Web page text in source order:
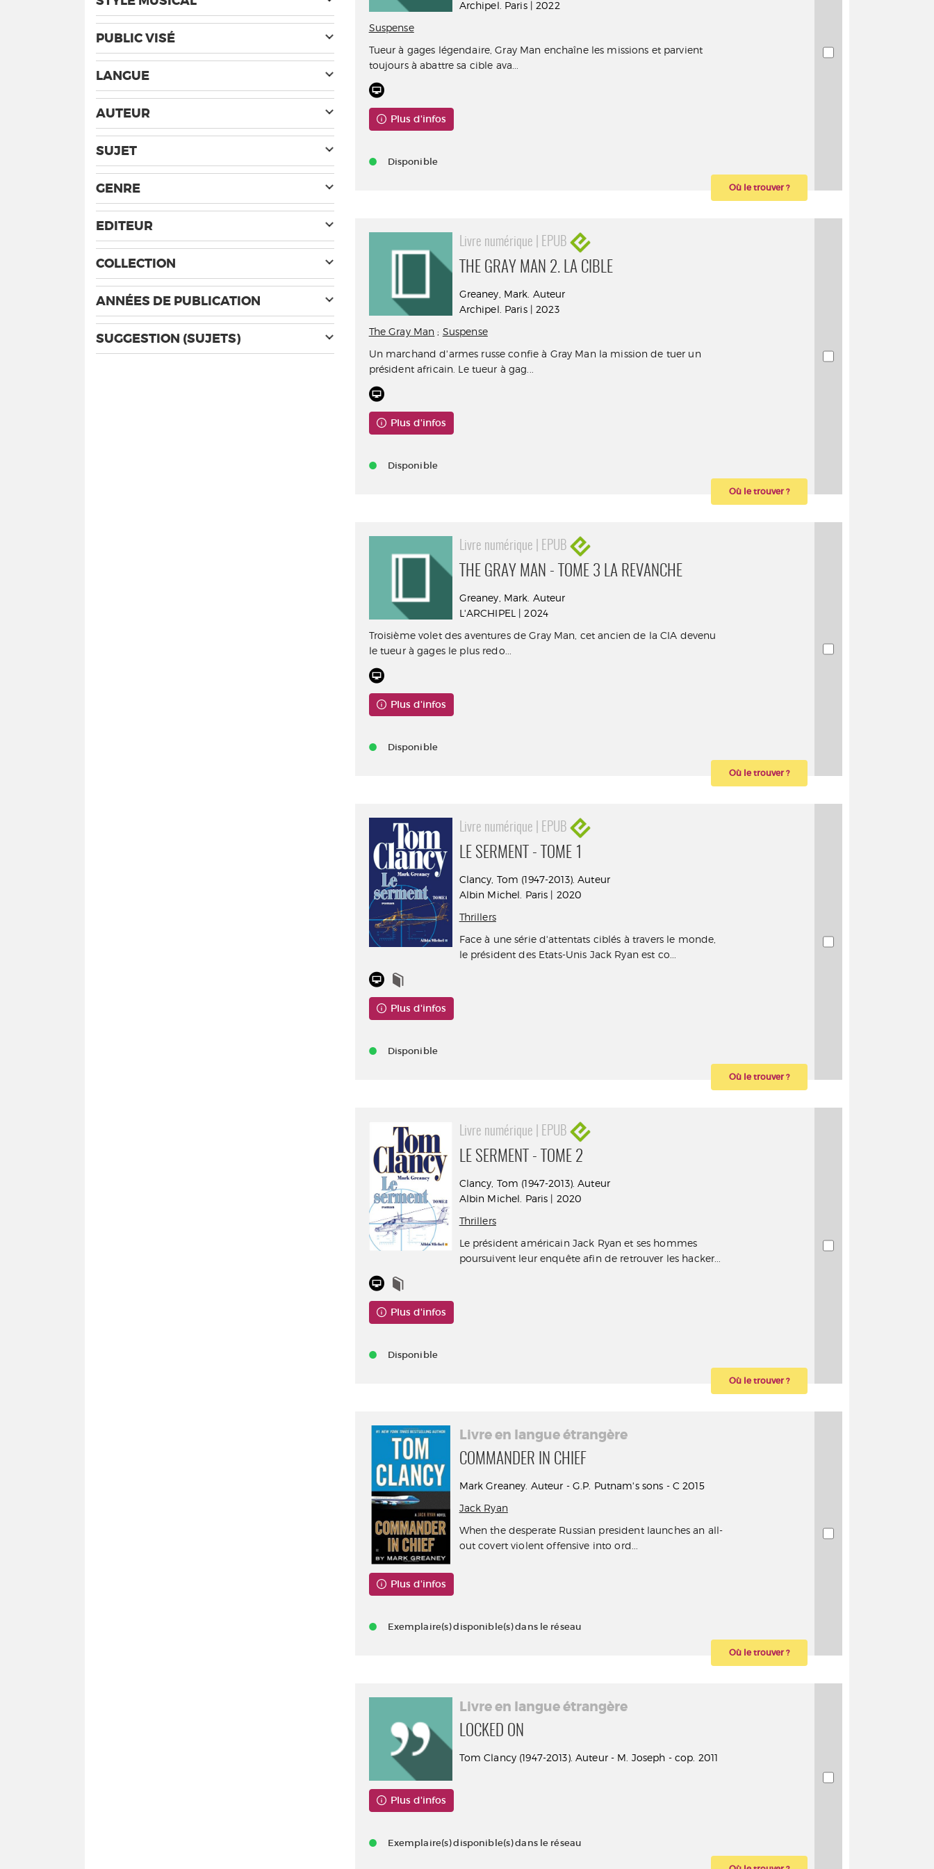
Archipel. Paris | 2022
Suspense
Tueur à gages légendaire, Gray Man enchaîne les missions et parvient
toujours à abattre sa cible ava...
Plus d'infos
Disponible
Où le trouver ?
Livre numérique | EPUB
THE GRAY MAN 2. LA CIBLE
Greaney, Mark. Auteur
Archipel. Paris | 2023
The Gray Man ; Suspense
Un marchand d'armes russe confie à Gray Man la mission de tuer un
président africain. Le tueur à gag...
Plus d'infos
Disponible
Où le trouver ?
Livre numérique | EPUB
THE GRAY MAN - TOME 3 LA REVANCHE
Greaney, Mark. Auteur
L'ARCHIPEL | 2024
Troisième volet des aventures de Gray Man, cet ancien de la CIA devenu
le tueur à gages le plus redo...
Plus d'infos
Disponible
Où le trouver ?
Livre numérique | EPUB
LE SERMENT - TOME 1
Clancy, Tom (1947-2013). Auteur
Albin Michel. Paris | 2020
Thrillers
Face à une série d'attentats ciblés à travers le monde,
le président des Etats-Unis Jack Ryan est co...
Plus d'infos
Disponible
Où le trouver ?
Livre numérique | EPUB
LE SERMENT - TOME 2
Clancy, Tom (1947-2013). Auteur
Albin Michel. Paris | 2020
Thrillers
Le président américain Jack Ryan et ses hommes
poursuivent leur enquête afin de retrouver les hacker...
Plus d'infos
Disponible
Où le trouver ?
Livre en langue étrangère
COMMANDER IN CHIEF
Mark Greaney. Auteur - G.P. Putnam's sons - C 2015
Jack Ryan
When the desperate Russian president launches an all-
out covert violent offensive into ord...
Plus d'infos
Exemplaire(s) disponible(s) dans le réseau
Où le trouver ?
Livre en langue étrangère
LOCKED ON
Tom Clancy (1947-2013). Auteur - M. Joseph - cop. 2011
Plus d'infos
Exemplaire(s) disponible(s) dans le réseau
PUBLIC VISÉ
LANGUE
AUTEUR
SUJET
GENRE
EDITEUR
COLLECTION
ANNÉES DE PUBLICATION
SUGGESTION (SUJETS)